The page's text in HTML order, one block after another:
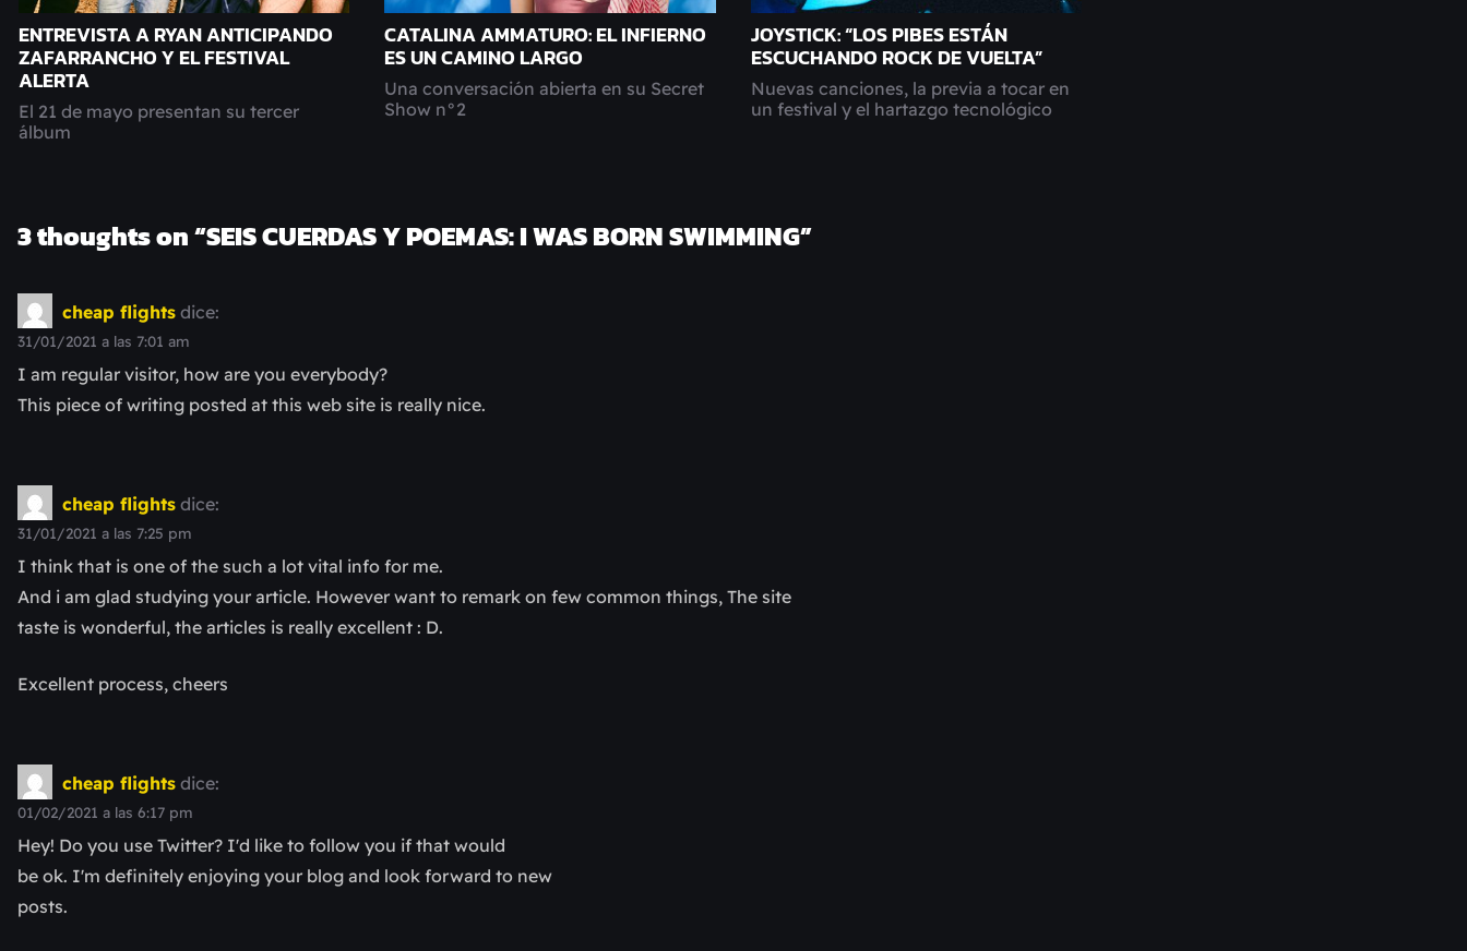
ENTREVISTA A RYAN ANTICIPANDO
ZAFARRANCHO Y EL FESTIVAL
ALERTA
El 21 de mayo presentan su tercer
álbum
CATALINA AMMATURO: EL INFIERNO
ES UN CAMINO LARGO
Una conversación abierta en su Secret
Show n°2
JOYSTICK: “LOS PIBES ESTÁN
ESCUCHANDO ROCK DE VUELTA”
Nuevas canciones, la previa a tocar en
un festival y el hartazgo tecnológico
3 thoughts on “SEIS CUERDAS Y POEMAS: I WAS BORN SWIMMING”
cheap flights dice:
31/01/2021 a las 7:01 am
I am regular visitor, how are you everybody?
This piece of writing posted at this web site is really nice.
cheap flights dice:
31/01/2021 a las 7:25 pm
I think that is one of the such a lot vital info for me.
And i am glad studying your article. However want to remark on few common things, The site
taste is wonderful, the articles is really excellent : D.
Excellent process, cheers
cheap flights dice:
01/02/2021 a las 6:17 pm
Hey! Do you use Twitter? I'd like to follow you if that would
be ok. I'm definitely enjoying your blog and look forward to new
posts.